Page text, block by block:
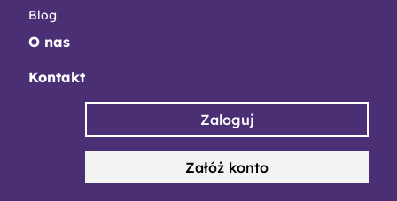
Blog
O nas
Kontakt
Zaloguj
Załóż konto